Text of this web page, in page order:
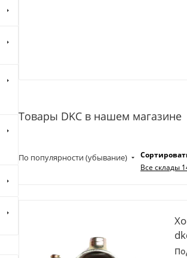
Товары DKC в нашем магазине
По популярности (убывание)
Все склады